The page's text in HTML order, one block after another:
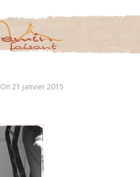
On 21 janvier 2015